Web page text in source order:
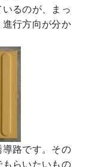
るのが、まっ
行方向が分か
導路です。その
もらいたいもの